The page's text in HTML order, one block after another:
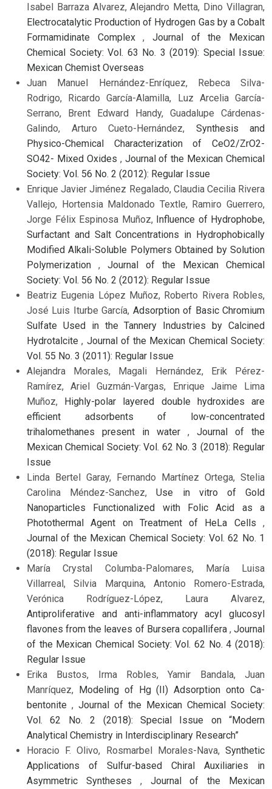
Isabel Barraza Alvarez, Alejandro Metta, Dino Villagran,
Electrocatalytic Production of Hydrogen Gas by a Cobalt
Formamidinate Complex,Journal of the Mexican
Chemical Society: Vol. 63 No. 3 (2019): Special Issue:
Mexican Chemist Overseas
Juan Manuel Hernández-Enríquez, Rebeca Silva-
Rodrigo, Ricardo García-Alamilla, Luz Arcelia García-
Serrano, Brent Edward Handy, Guadalupe Cárdenas-
Galindo, Arturo Cueto-Hernández, Synthesis and
Physico-Chemical Characterization of CeO2/ZrO2-
SO42- Mixed Oxides , Journal of the Mexican Chemical
Society: Vol. 56 No. 2 (2012): Regular Issue
Enrique Javier Jiménez Regalado, Claudia Cecilia Rivera
Vallejo, Hortensia Maldonado Textle, Ramiro Guerrero,
Jorge Félix Espinosa Muñoz, Influence of Hydrophobe,
Surfactant and Salt Concentrations in Hydrophobically
Modified Alkali-Soluble Polymers Obtained by Solution
Polymerization , Journal of the Mexican Chemical
Society: Vol. 56 No. 2 (2012): Regular Issue
Beatriz Eugenia López Muñoz, Roberto Rivera Robles,
José Luis Iturbe García, Adsorption of Basic Chromium
Sulfate Used in the Tannery Industries by Calcined
Hydrotalcite, Journal of the Mexican Chemical Society:
Vol. 55 No. 3 (2011): Regular Issue
Alejandra Morales, Magali Hernández, Erik Pérez-
Ramírez, Ariel Guzmán-Vargas, Enrique Jaime Lima
Muñoz,
Highly-polar layered double hydroxides are
efficient adsorbents of low-concentrated
trihalomethanes present in water , Journal of the
Mexican Chemical Society: Vol. 62 No. 3 (2018): Regular
Issue
Linda Bertel Garay, Fernando Martínez Ortega, Stelia
Carolina Méndez-Sanchez,Use in vitro of Gold
Nanoparticles Functionalized with Folic Acid as a
Photothermal Agent on Treatment of HeLa Cells ,
Journal of the Mexican Chemical Society: Vol. 62 No. 1
(2018): Regular Issue
María Crystal Columba-Palomares, María Luisa
Villarreal, Silvia Marquina, Antonio Romero-Estrada,
Verónica Rodríguez-López, Laura Alvarez,
Antiproliferative and anti-inflammatory acyl glucosyl
flavones from the leaves of Bursera copallifera , Journal
of the Mexican Chemical Society: Vol. 62 No. 4 (2018):
Regular Issue
Erika Bustos, Irma Robles, Yamir Bandala, Juan
Manríquez,
Modeling of Hg (II) Adsorption onto Ca-
bentonite , Journal of the Mexican Chemical Society:
Vol. 62 No. 2 (2018): Special Issue on “Modern
Analytical Chemistry in Interdisciplinary Research”
Horacio F. Olivo, Rosmarbel Morales-Nava, Synthetic
Applications of Sulfur-based Chiral Auxiliaries in
Asymmetric Syntheses , Journal of the Mexican